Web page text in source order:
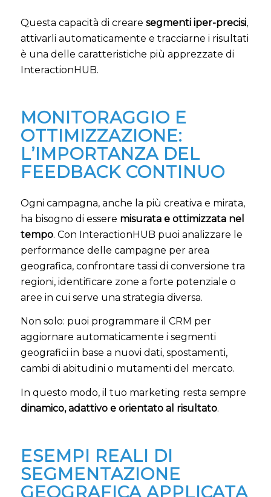
Questa capacità di creare segmenti iper-precisi,
attivarli automaticamente e tracciarne i risultati
è una delle caratteristiche più apprezzate di
InteractionHUB.
MONITORAGGIO E
OTTIMIZZAZIONE:
L’IMPORTANZA DEL
FEEDBACK CONTINUO
Ogni campagna, anche la più creativa e mirata,
ha bisogno di essere misurata e ottimizzata nel
tempo. Con InteractionHUB puoi analizzare le
performance delle campagne per area
geografica, confrontare tassi di conversione tra
regioni, identificare zone a forte potenziale o
aree in cui serve una strategia diversa.
Non solo: puoi programmare il CRM per
aggiornare automaticamente i segmenti
geografici in base a nuovi dati, spostamenti,
cambi di abitudini o mutamenti del mercato.
In questo modo, il tuo marketing resta sempre
dinamico, adattivo e orientato al risultato.
ESEMPI REALI DI
SEGMENTAZIONE
GEOGRAFICA APPLICATA